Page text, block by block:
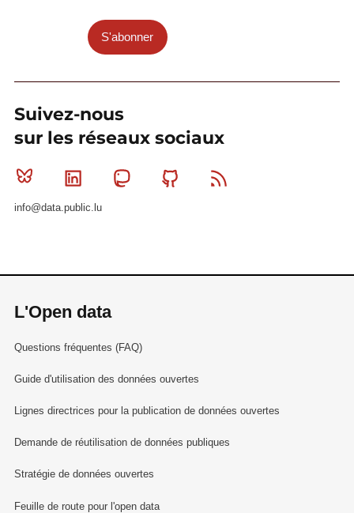
S'abonner
Suivez-nous
sur les réseaux sociaux
Bluesky Linkedin MastodonGithub
info@data.public.lu
L'Open data
Questions fréquentes (FAQ)
Guide d'utilisation des données ouvertes
Lignes directrices pour la publication de données ouvertes
Demande de réutilisation de données publiques
Stratégie de données ouvertes
Feuille de route pour l'open data